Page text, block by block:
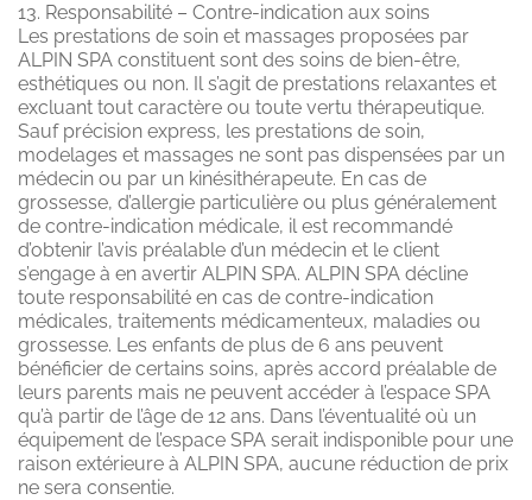
13. Responsabilité – Contre-indication aux soins
Les prestations de soin et massages proposées par
ALPIN SPA constituent sont des soins de bien-être,
esthétiques ou non. Il s’agit de prestations relaxantes et
excluant tout caractère ou toute vertu thérapeutique.
Sauf précision express, les prestations de soin,
modelages et massages ne sont pas dispensées par un
médecin ou par un kinésithérapeute. En cas de
grossesse, d’allergie particulière ou plus généralement
de contre-indication médicale, il est recommandé
d’obtenir l’avis préalable d’un médecin et le client
s’engage à en avertir ALPIN SPA. ALPIN SPA décline
toute responsabilité en cas de contre-indication
médicales, traitements médicamenteux, maladies ou
grossesse. Les enfants de plus de 6 ans peuvent
bénéficier de certains soins, après accord préalable de
leurs parents mais ne peuvent accéder à l’espace SPA
qu’à partir de l’âge de 12 ans. Dans l’éventualité où un
équipement de l’espace SPA serait indisponible pour une
raison extérieure à ALPIN SPA, aucune réduction de prix
ne sera consentie.